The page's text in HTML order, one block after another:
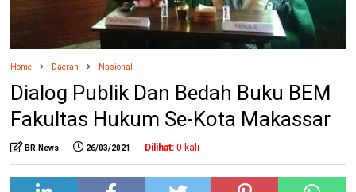
Home Daerah Nasional
Dialog Publik Dan Bedah Buku BEM
Fakultas Hukum Se-Kota Makassar
BR.News 26/03/2021 Dilihat: 0 kali